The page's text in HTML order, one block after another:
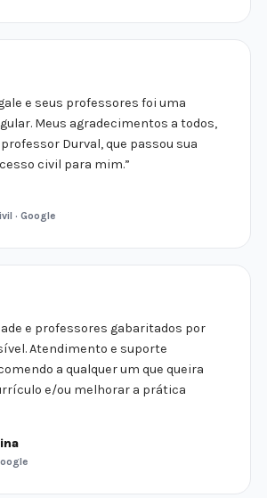
e seus professores foi uma
Meus agradecimentos a todos,
Durval, que passou sua
civil para mim.”
· Google
e professores gabaritados por
Atendimento e suporte
a qualquer um que queira
e/ou melhorar a prática